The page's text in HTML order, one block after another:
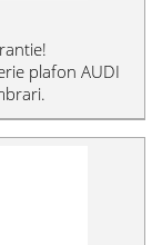
plafon AUDI